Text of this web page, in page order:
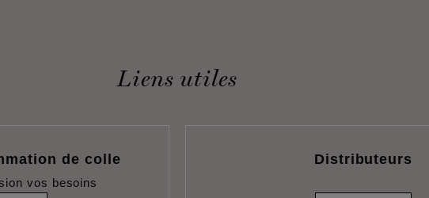
Liens utiles
de colle
vos besoins
Distributeurs